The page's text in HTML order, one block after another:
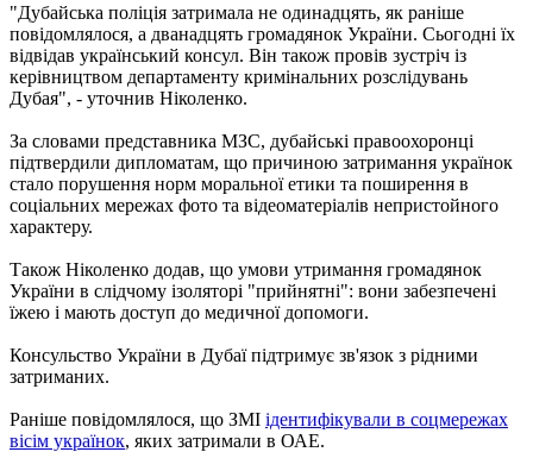
"Дубайська поліція затримала не одинадцять, як раніше
повідомлялося, а дванадцять громадянок України. Сьогодні їх
відвідав український консул. Він також провів зустріч із
керівництвом департаменту кримінальних розслідувань
Дубая", - уточнив Ніколенко.
За словами представника МЗС, дубайські правоохоронці
підтвердили дипломатам, що причиною затримання українок
стало порушення норм моральної етики та поширення в
соціальних мережах фото та відеоматеріалів непристойного
характеру.
Також Ніколенко додав, що умови утримання громадянок
України в слідчому ізоляторі "прийнятні": вони забезпечені
їжею і мають доступ до медичної допомоги.
Консульство України в Дубаї підтримує зв'язок з рідними
затриманих.
Раніше повідомлялося, що ЗМІ ідентифікували в соцмережах
вісім українок, яких затримали в ОАЕ.